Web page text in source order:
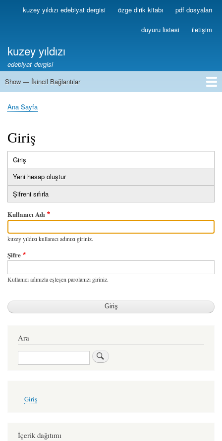
Ana
içeriğe
Birincilkuzey yıldızı edebiyat dergisi özge dirik kitabı pdf dosyaları
duyuru listesi iletişim
kuzey yıldızı
edebiyat dergisi
İkincil
Show — İkincil Bağlantılar
1
2
3
4
5
6
7
8
9
10
11
12
13
Sayfa
Ana Sayfa
Giriş
Birincil
sekmeler
Giriş
sekme)
Yeni hesap oluştur
Şifreni sıfırla
Kullanıcı Adı
kuzey yıldızı kullanıcı adınızı giriniz.
Şifre
Kullanıcı adınızla eşleşen parolanızı giriniz.
Ara
Ara
account
Giriş
İçerik dağıtımı